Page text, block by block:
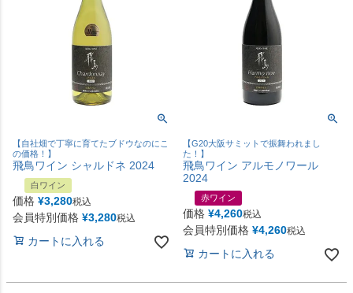
【自社畑で丁寧に育てたブドウなのにこ
の価格！】
飛鳥ワイン シャルドネ 2024
白ワイン
価格 ¥3,280税込
会員特別価格 ¥3,280税込
カートに入れる
【G20大阪サミットで振舞われまし
た！】
飛鳥ワイン アルモノワール
2024
赤ワイン
価格 ¥4,260税込
会員特別価格 ¥4,260税込
カートに入れる